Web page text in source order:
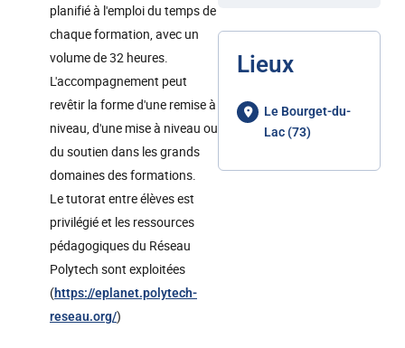
planifié à l'emploi du temps de
chaque formation, avec un
volume de 32 heures.
L'accompagnement peut
revêtir la forme d'une remise à
niveau, d'une mise à niveau ou
du soutien dans les grands
domaines des formations.
Le tutorat entre élèves est
privilégié et les ressources
pédagogiques du Réseau
Polytech sont exploitées
(https://eplanet.polytech-
reseau.org/)
Lieux
Le Bourget-du-
Lac (73)